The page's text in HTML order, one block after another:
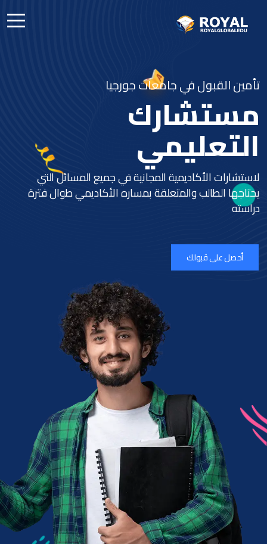
تأمين القبول في جامعات جورجيا
مستشارك
التعليمي
لاستشارات الأكاديمية المجانية في جميع المسائل التي
يحتاجها الطالب والمتعلقة بمساره الأكاديمي طوال فترة
دراسته
أحصل على قبولك